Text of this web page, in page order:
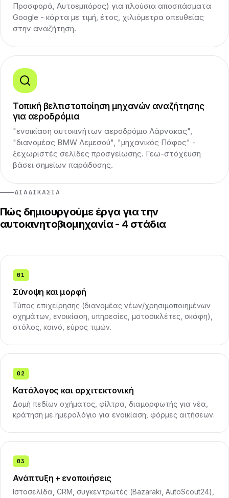
Προσφορά, Αυτοεμπόρος) για πλούσια αποσπάσματα
Google - κάρτα με τιμή, έτος, χιλιόμετρα απευθείας
στην αναζήτηση.
Τοπική βελτιστοποίηση μηχανών αναζήτησης
για αεροδρόμια
"ενοικίαση αυτοκινήτων αεροδρόμιο Λάρνακας",
"διανομέας BMW Λεμεσού", "μηχανικός Πάφος" -
ξεχωριστές σελίδες προσγείωσης. Γεω-στόχευση
βάσει σημείων παράδοσης.
ΔΙΑΔΙΚΑΣΊΑ
Πώς δημιουργούμε έργα για την
αυτοκινητοβιομηχανία - 4 στάδια
01
Σύνοψη και μορφή
Τύπος επιχείρησης (διανομέας νέων/χρησιμοποιημένων
οχημάτων, ενοικίαση, υπηρεσίες, μοτοσικλέτες, σκάφη),
στόλος, κοινό, εύρος τιμών.
02
Κατάλογος και αρχιτεκτονική
Δομή πεδίων οχήματος, φίλτρα, διαμορφωτής για νέα,
κράτηση με ημερολόγιο για ενοικίαση, φόρμες αιτήσεων.
03
Ανάπτυξη + ενοποιήσεις
Ιστοσελίδα, CRM, συγκεντρωτές (Bazaraki, AutoScout24),